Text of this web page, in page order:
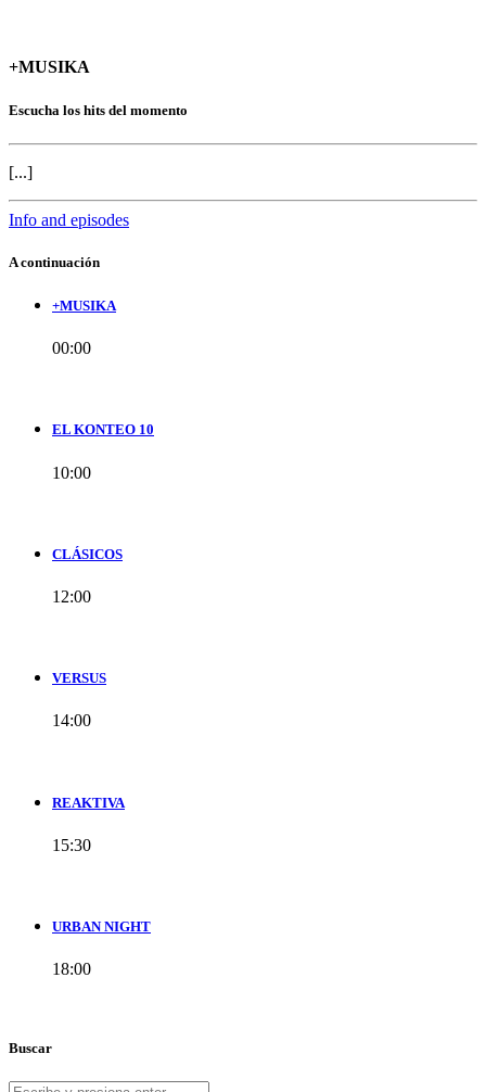
+MUSIKA
Escucha los hits del momento
[...]
Info and episodes
A continuación
+MUSIKA
00:00
EL KONTEO 10
10:00
CLÁSICOS
12:00
VERSUS
14:00
REAKTIVA
15:30
URBAN NIGHT
18:00
Buscar